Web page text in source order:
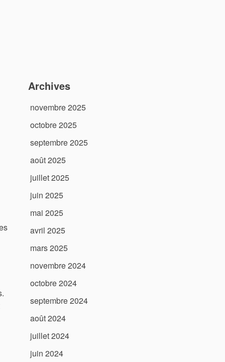
Archives
novembre 2025
octobre 2025
septembre 2025
août 2025
juillet 2025
juin 2025
mai 2025
avril 2025
mars 2025
novembre 2024
octobre 2024
septembre 2024
août 2024
juillet 2024
juin 2024